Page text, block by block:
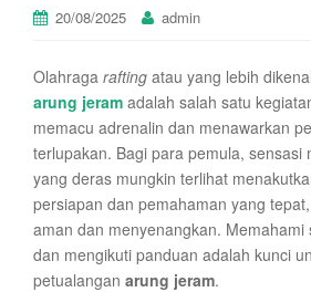
20/08/2025 admin
Olahraga rafting atau yang lebih
arung jeram adalah salah satu
memacu adrenalin dan menawarkan
terlupakan. Bagi para pemula, sensasi
yang deras mungkin terlihat
persiapan dan pemahaman yang
aman dan menyenangkan.
dan mengikuti panduan adalah kunci
petualangan arung jeram.